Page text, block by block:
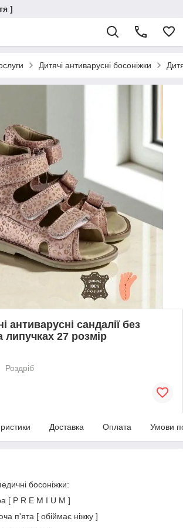
]
Дитячі антиварусні босоніжки
антиварусні сандалії без
липучках 27 розмір
Роздріб
Доставка Оплата Умови
босоніжки:
[ P R E M I U M ]
п'ята [ обіймає ніжку ]